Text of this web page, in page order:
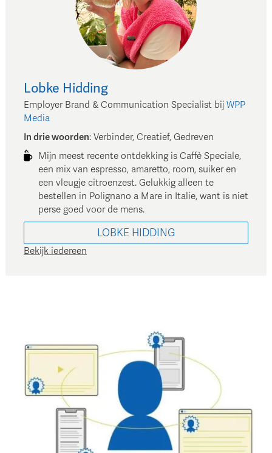
Lobke Hidding
Employer Brand & Communication Specialist bij WPP
Media
In drie woorden: Verbinder, Creatief, Gedreven
Mijn meest recente ontdekking is Caffè Speciale,
een mix van espresso, amaretto, room, suiker en
een vleugje citroenzest. Gelukkig alleen te
bestellen in Polignano a Mare in Italie, want is niet
perse goed voor de mens.
LOBKE HIDDING
Bekijk iedereen